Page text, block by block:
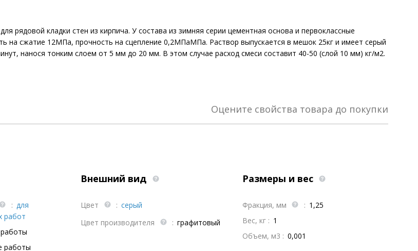
рядовой кладки стен из кирпича. У состава из зимняя серии цементная основа и первоклассные
на сжатие 12МПа, прочность на сцепление 0,2МПаМПа. Раствор выпускается в мешок 25кг и имеет серый
нанося тонким слоем от 5 мм до 20 мм. В этом случае расход смеси составит 40-50 (слой 10 мм) кг/м2.
Оцените свойства товара до покупки
: для
работ
работы
Внешний вид
Цвет : серый
Цвет производителя
: графитовый
Размеры и вес
Фракция, мм : 1,25
Вес, кг : 1
Объем, м3 : 0,001